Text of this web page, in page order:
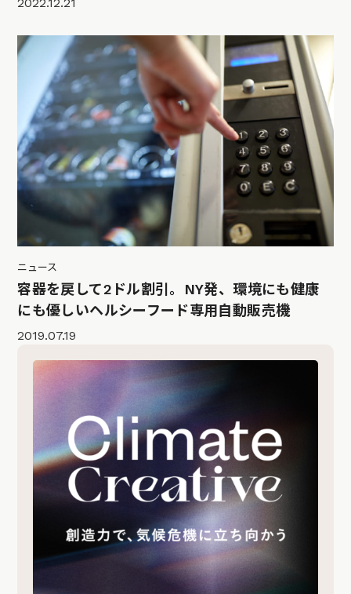
ニュース
容器を戻して2ドル割引。NY発、環境にも健康
にも優しいヘルシーフード専用自動販売機
2019.07.19